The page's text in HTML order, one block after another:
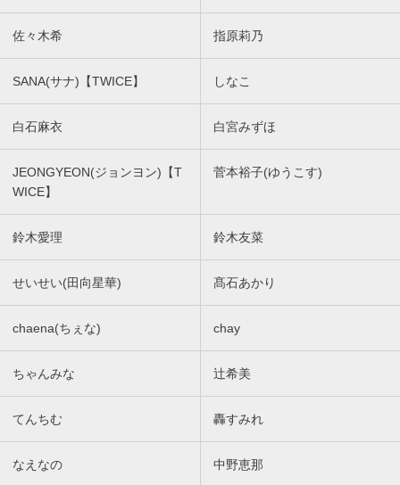
佐々木希 指原莉乃
SANA(サナ)【TWICE】 しなこ
白石麻衣 白宮みずほ
JEONGYEON(ジョンヨン)【T
WICE】
菅本裕子(ゆうこす)
鈴木愛理 鈴木友菜
せいせい(田向星華) 髙石あかり
chaena(ちぇな) chay
ちゃんみな 辻希美
てんちむ 轟すみれ
なえなの 中野恵那